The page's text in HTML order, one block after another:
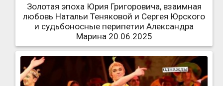
Золотая эпоха Юрия Григоровича, взаимная
любовь Натальи Теняковой и Сергея Юрского
и судьбоносные перипетии Александра
Марина 20.06.2025